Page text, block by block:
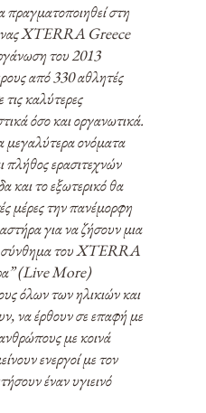
πραγματοποιηθεί στη
XTERRA Greece
του 2013
από 330 αθλητές
καλύτερες
όσο και οργανωτικά.
μεγαλύτερα ονόματα
ερασιτεχνών
και το εξωτερικό θα
μέρες την πανέμορφη
για να ζήσουν μια
σύνθημα του XTERRA
(Live More)
όλων των ηλικιών και
να έρθουν σε επαφή με
με κοινά
ενεργοί με τον
έναν υγιεινό